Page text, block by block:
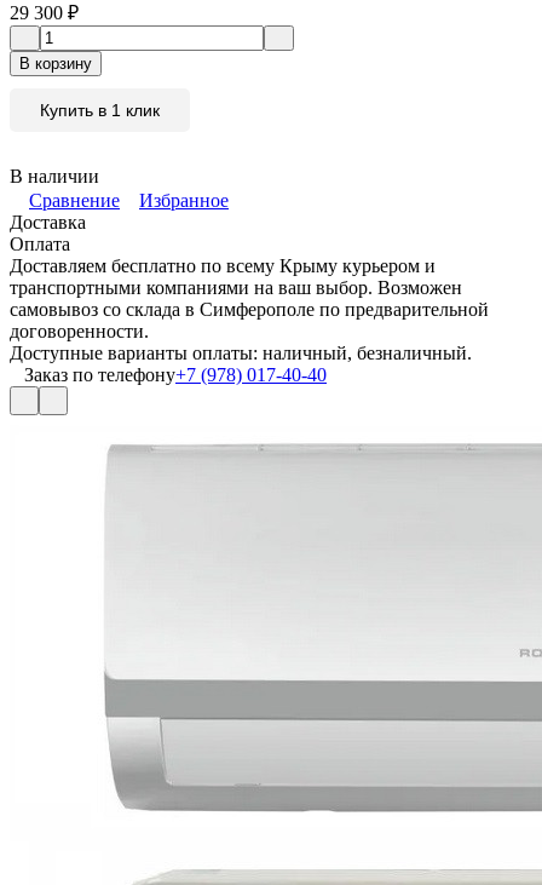
29 300 ₽
В корзину
Купить в 1 клик
В наличии
Сравнение
Избранное
Доставка
Оплата
Доставляем бесплатно по всему Крыму курьером и
транспортными компаниями на ваш выбор. Возможен
самовывоз со склада в Симферополе по предварительной
договоренности.
Доступные варианты оплаты: наличный, безналичный.
Заказ по телефону+7 (978) 017-40-40